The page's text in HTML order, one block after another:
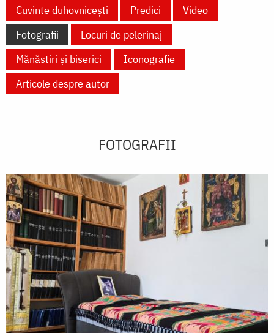
Cuvinte duhovnicești
Predici
Video
Fotografii
Locuri de pelerinaj
Mănăstiri și biserici
Iconografie
Articole despre autor
FOTOGRAFII